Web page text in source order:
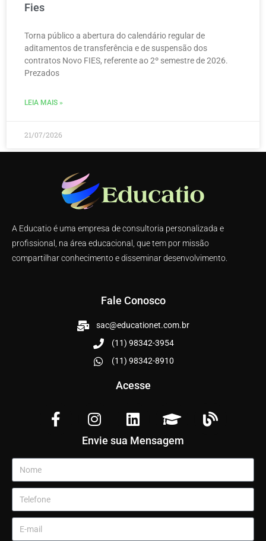
Fies
Torna público a abertura do calendário regular de
aditamentos de transferência e de suspensão dos
contratos Novo FIES, referente ao 2º semestre de 2026.
Prezados
LEIA MAIS »
21/07/2026
A Educatio é uma empresa de consultoria personalizada e
profissional, na área educacional, que tem por missão
compartilhar conhecimento e disseminar desenvolvimento.
Fale Conosco
sac@educationet.com.br
(11) 98342-3954
(11) 98342-8910
Acesse
Envie sua Mensagem